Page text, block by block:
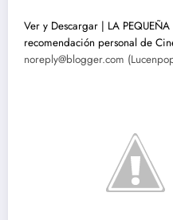
Ver y Descargar | LA
recomendación personal de
noreply@blogger.com